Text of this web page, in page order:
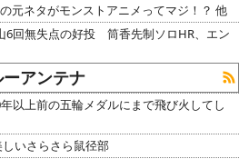
元ネタがモンストアニメってマジ！？ 他
回無失点の好投 筒香先制ソロHR、エン
ーアンテナ
以上前の五輪メダルにまで飛び火してし
いさらさら鼠径部